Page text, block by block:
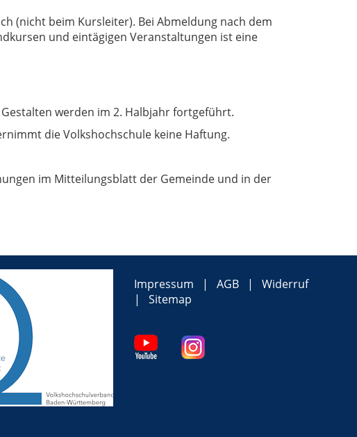
(nicht beim Kursleiter). Bei Abmeldung nach dem
und eintägigen Veranstaltungen ist eine
werden im 2. Halbjahr fortgeführt.
die Volkshochschule keine Haftung.
im Mitteilungsblatt der Gemeinde und in der
Impressum AGB
Widerruf
Sitemap